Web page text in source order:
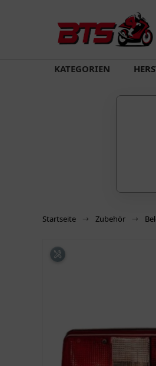
KATEGORIEN
Startseite Zubehör